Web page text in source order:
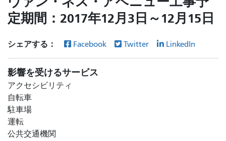
定期間：2017年12月3日～12月15日
シェアする： Facebook Twitter LinkedIn
影響を受けるサービス
アクセシビリティ
自転車
駐車場
運転
公共交通機関